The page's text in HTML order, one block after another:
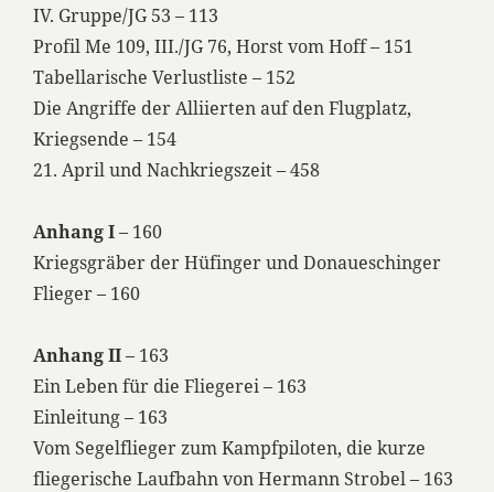
IV. Gruppe/JG 53 – 113
Profil Me 109, III./JG 76, Horst vom Hoff – 151
Tabellarische Verlustliste – 152
Die Angriffe der Alliierten auf den Flugplatz,
Kriegsende – 154
21. April und Nachkriegszeit – 458
Anhang I– 160
Kriegsgräber der Hüfinger und Donaueschinger
Flieger – 160
Anhang II– 163
Ein Leben für die Fliegerei – 163
Einleitung – 163
Vom Segelflieger zum Kampfpiloten, die kurze
fliegerische Laufbahn von Hermann Strobel – 163